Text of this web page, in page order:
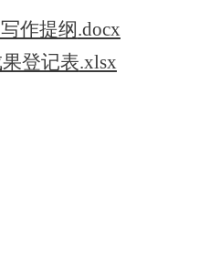
作提纲.docx
登记表.xlsx